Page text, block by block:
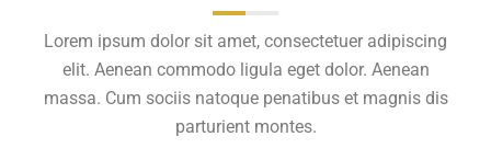
Lorem ipsum dolor sit amet, consectetuer adipiscing
elit. Aenean commodo ligula eget dolor. Aenean
massa. Cum sociis natoque penatibus et magnis dis
parturient montes.